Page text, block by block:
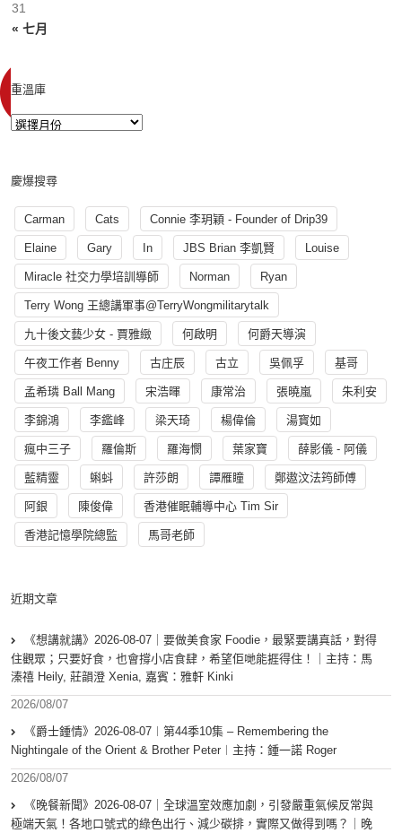
« 七月
31
重溫庫
慶爆搜尋
Carman Cats Connie 李玥穎 - Founder of Drip39
Elaine Gary In JBS Brian 李凱賢 Louise
Miracle 社交力學培訓導師 Norman Ryan
Terry Wong 王總講軍事@TerryWongmilitarytalk
九十後文藝少女 - 賈雅緻 何啟明 何爵天導演
午夜工作者 Benny 古庄辰 古立 吳佩孚 基哥
孟希璘 Ball Mang 宋浩暉 康常治 張曉嵐 朱利安
李錦鴻 李鑑峰 梁天琦 楊偉倫 湯寳如
瘋中三子 羅倫斯 羅海憫 葉家寶 薛影儀 - 阿儀
藍精靈 蝌蚪 許莎朗 譚雁瞳 鄭遨汶法筠師傅
阿銀 陳俊偉 香港催眠輔導中心 Tim Sir
香港記憶學院總監 馬哥老師
近期文章
《想講就講》2026-08-07｜要做美食家 Foodie，最緊要講真話，對得
住觀眾；只要好食，也會撐小店食肆，希望佢哋能捱得住！｜主持：馬
溱禧 Heily, 莊韻澄 Xenia, 嘉賓：雅軒 Kinki
2026/08/07
《爵士鍾情》2026-08-07︱第44季10集 – Remembering the
Nightingale of the Orient & Brother Peter︱主持：鍾一諾 Roger
2026/08/07
《晚餐新聞》2026-08-07｜全球溫室效應加劇，引發嚴重氣候反常與
極端天氣！各地口號式的綠色出行、減少碳排，實際又做得到嗎？｜晚